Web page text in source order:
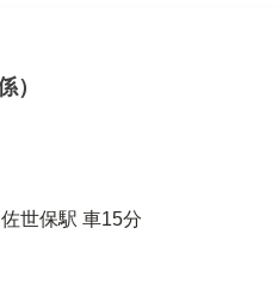
）
世保駅 車15分